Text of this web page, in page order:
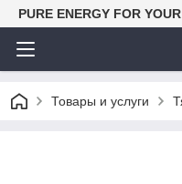
PURE ENERGY FOR
Товары и услуги